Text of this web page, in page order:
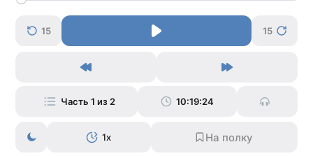
15 15
Часть 1 из 2 10:19:24
1x